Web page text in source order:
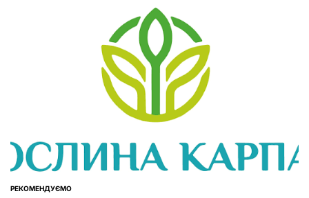
ОПУБЛІКУВАТИ
РЕКОМЕНДУЄМО